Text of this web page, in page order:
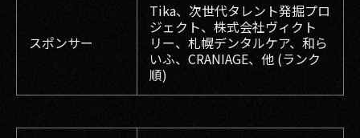
スポンサー
Tika、次世代タレント発掘プロ
ジェクト、株式会社ヴィクト
リー、札幌デンタルケア、和ら
いふ、CRANIAGE、他 (ランク
順)